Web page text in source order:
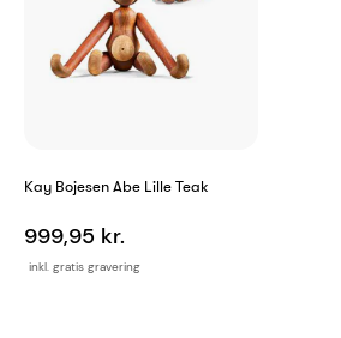
Kay Bojesen Abe Lille Teak
inkl. gratis gravering
999,95 kr.